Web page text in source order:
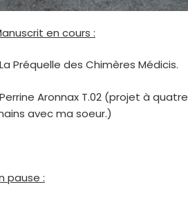
en cours :
Préquelle des Chimères Médicis.
Aronnax T.02 (projet à quatre
avec ma soeur.)
pause :